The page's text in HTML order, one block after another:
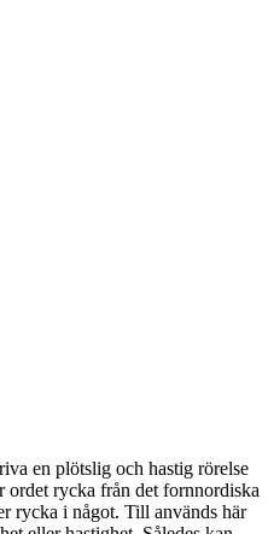
en plötslig och hastig rörelse
rycka från det fornnordiska
rycka i något. Till används här